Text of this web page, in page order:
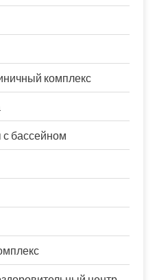
комплекс
с бассейном